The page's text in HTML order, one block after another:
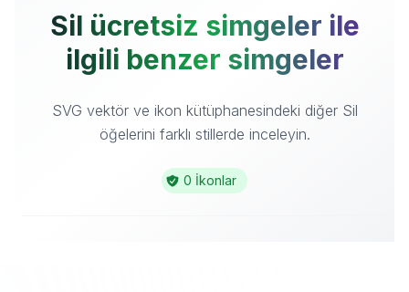
Sil ücretsiz simgeler ile
ilgili benzer simgeler
SVG vektör ve ikon kütüphanesindeki diğer Sil
öğelerini farklı stillerde inceleyin.
0 İkonlar